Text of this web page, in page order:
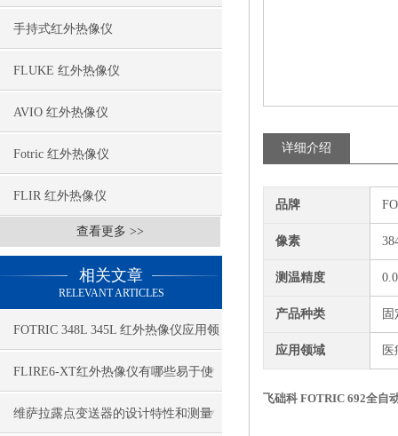
手持式红外热像仪
FLUKE 红外热像仪
AVIO 红外热像仪
Fotric 红外热像仪
FLIR 红外热像仪
查看更多 >>
相关文章
RELEVANT ARTICLES
FOTRIC 348L 345L 红外热像仪应用领
域及其优势分析
FLIRE6-XT红外热像仪有哪些易于使
用的性能
维萨拉露点变送器的设计特性和测量
详细介绍
品牌
像素
测温精度
产品种类 固
应用领域
飞础科 FOTRIC 692全自